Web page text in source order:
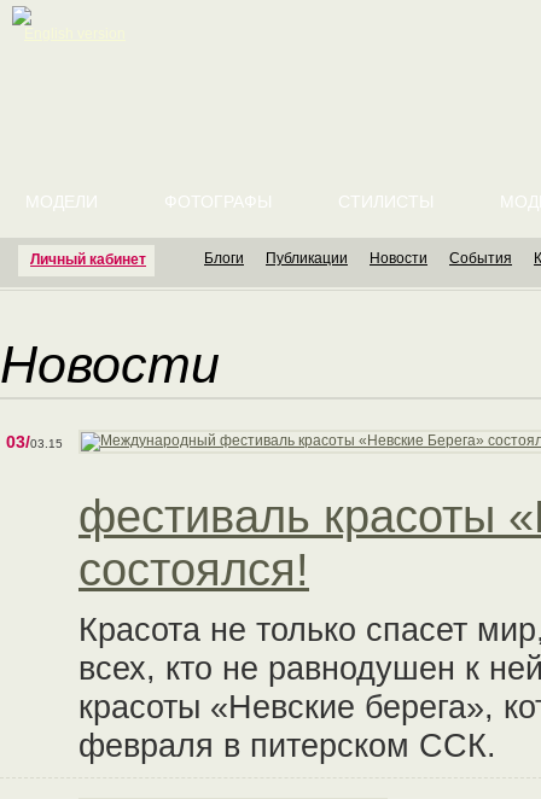
Личный кабинет
МОДЕЛИ ФОТОГРАФЫ СТИЛИСТЫ
Блоги Публикации Новости События
Новости
03/03.15
фестиваль красоты
состоялся!
Красота не только спасет
всех, кто не равнодушен к
красоты «Невские берега»,
февраля в питерском ССК.